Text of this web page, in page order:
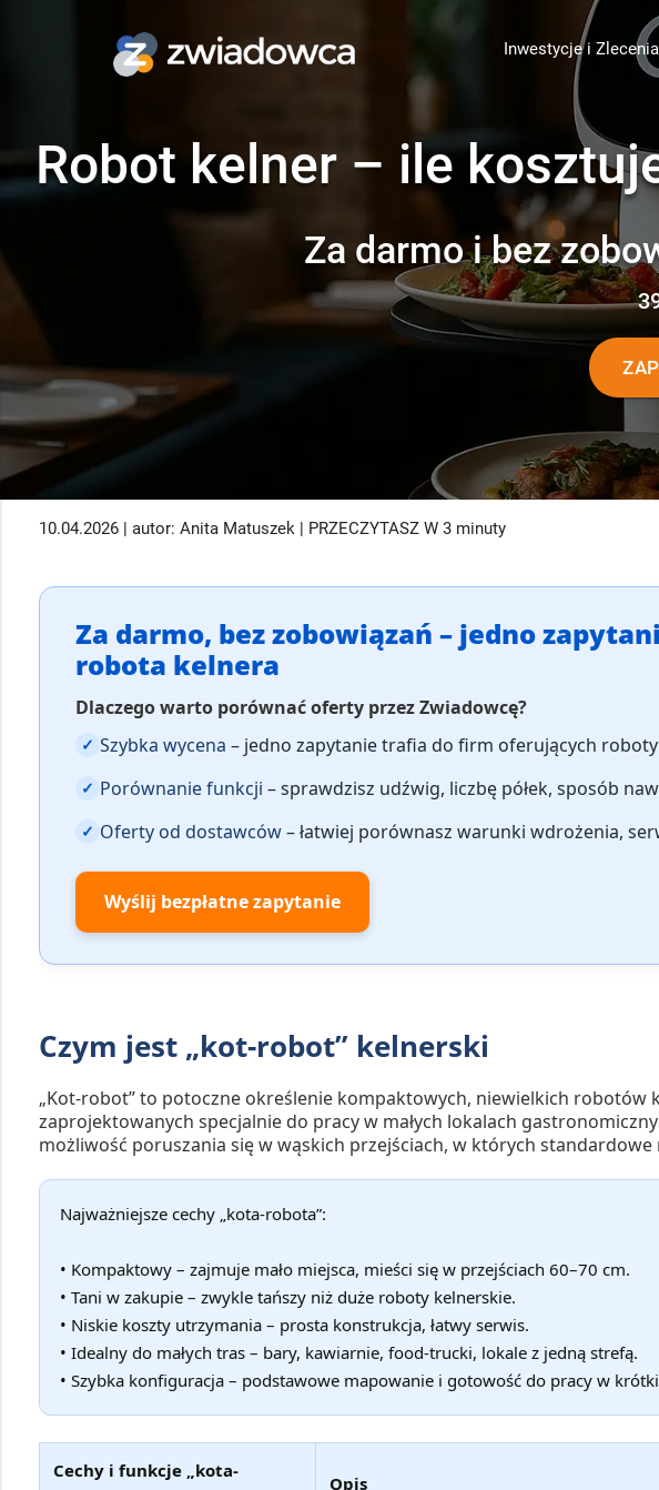
Inwestycje i Zlecenia
Robot kelner – ile
Za darmo i bez
10.04.2026 | autor: Anita Matuszek | PRZECZYTASZ W 3 minuty
Za darmo, bez zobowiązań – jedno
robota kelnera
Dlaczego warto porównać oferty przez Zwiadowcę?
✓ Szybka wycena – jedno zapytanie trafia do firm oferujących
✓ Porównanie funkcji – sprawdzisz udźwig, liczbę półek, sposób
✓ Oferty od dostawców– łatwiej porównasz warunki wdrożenia,
Wyślij bezpłatne zapytanie
Czym jest „kot-robot” kelnerski
„Kot-robot” to potoczne określenie kompaktowych, niewielkich robotów
zaprojektowanych specjalnie do pracy w małych lokalach
możliwość poruszania się w wąskich przejściach, w których
Najważniejsze cechy „kota-robota”:
• Kompaktowy – zajmuje mało miejsca, mieści się w przejściach 60–70 cm.
• Tani w zakupie – zwykle tańszy niż duże roboty kelnerskie.
• Niskie koszty utrzymania – prosta konstrukcja, łatwy serwis.
• Idealny do małych tras – bary, kawiarnie, food-trucki, lokale z jedną strefą.
• Szybka konfiguracja – podstawowe mapowanie i gotowość do pracy w
Cechy i funkcje „kota-
Opis